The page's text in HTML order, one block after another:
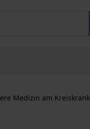
Medizin am